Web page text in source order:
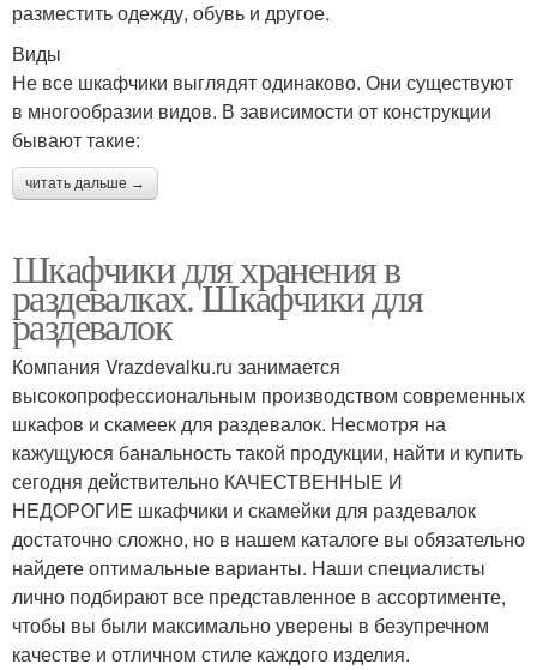
разместить одежду, обувь и другое.
Виды
Не все шкафчики выглядят одинаково. Они существуют
в многообразии видов. В зависимости от конструкции
бывают такие:
читать дальше →
Шкафчики для хранения в
раздевалках. Шкафчики для
раздевалок
Компания Vrazdevalku.ru занимается
высокопрофессиональным производством современных
шкафов и скамеек для раздевалок. Несмотря на
кажущуюся банальность такой продукции, найти и купить
сегодня действительно КАЧЕСТВЕННЫЕ И
НЕДОРОГИЕ шкафчики и скамейки для раздевалок
достаточно сложно, но в нашем каталоге вы обязательно
найдете оптимальные варианты. Наши специалисты
лично подбирают все представленное в ассортименте,
чтобы вы были максимально уверены в безупречном
качестве и отличном стиле каждого изделия.